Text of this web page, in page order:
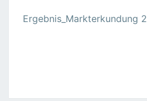
Ergebnis_Markterkundung 2